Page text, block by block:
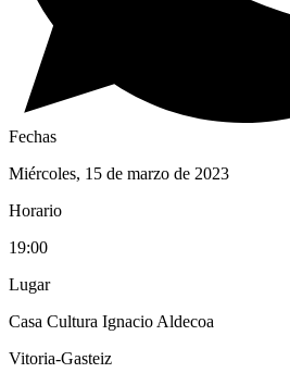
Fechas
Miércoles, 15 de marzo de 2023
Horario
19:00
Lugar
Casa Cultura Ignacio Aldecoa
Vitoria-Gasteiz